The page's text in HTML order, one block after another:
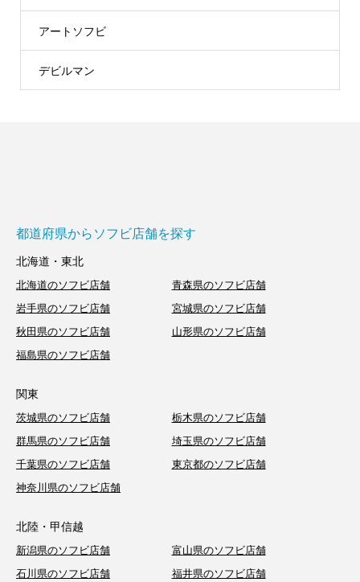
アートソフビ
デビルマン
都道府県からソフビ店舗を探す
北海道・東北
北海道のソフビ店舗
青森県のソフビ店舗
岩手県のソフビ店舗
宮城県のソフビ店舗
秋田県のソフビ店舗
山形県のソフビ店舗
福島県のソフビ店舗
関東
茨城県のソフビ店舗
栃木県のソフビ店舗
群馬県のソフビ店舗
埼玉県のソフビ店舗
千葉県のソフビ店舗
東京都のソフビ店舗
神奈川県のソフビ店舗
北陸・甲信越
新潟県のソフビ店舗
富山県のソフビ店舗
石川県のソフビ店舗
福井県のソフビ店舗